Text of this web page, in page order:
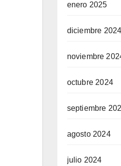
enero 2025
diciembre 2024
noviembre
octubre 2024
septiembre
agosto 2024
julio 2024